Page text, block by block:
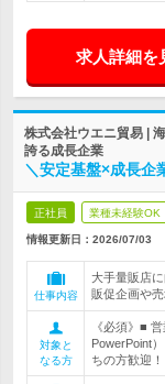
求人詳細を
株式会社ウエニ貿易 |
誇る成長企業
＼安定基盤×成長企
正社員 業種未経験OK
情報更新日：2026/07/03
仕事内容
大手量販店
販促企画や
対象と
なる方
《必須》■
PowerPoint
ちの方歓迎！